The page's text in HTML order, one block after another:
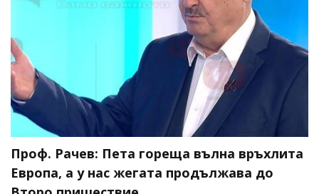
Проф. Рачев: Пета гореща вълна връхлита
Европа, а у нас жегата продължава до